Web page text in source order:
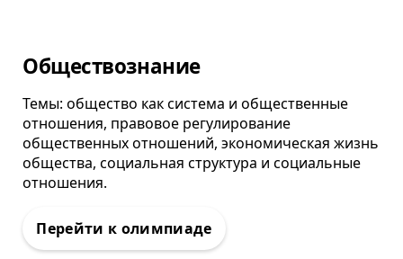
Олимпиада
Обществознание
Темы: общество как система и общественные
отношения, правовое регулирование
общественных отношений, экономическая жизнь
общества, социальная структура и социальные
отношения.